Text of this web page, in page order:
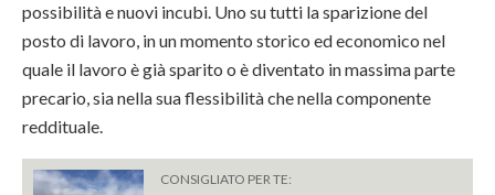
possibilità e nuovi incubi. Uno su tutti la sparizione del
posto di lavoro, in un momento storico ed economico nel
quale il lavoro è già sparito o è diventato in massima parte
precario, sia nella sua flessibilità che nella componente
reddituale.
CONSIGLIATO PER TE: